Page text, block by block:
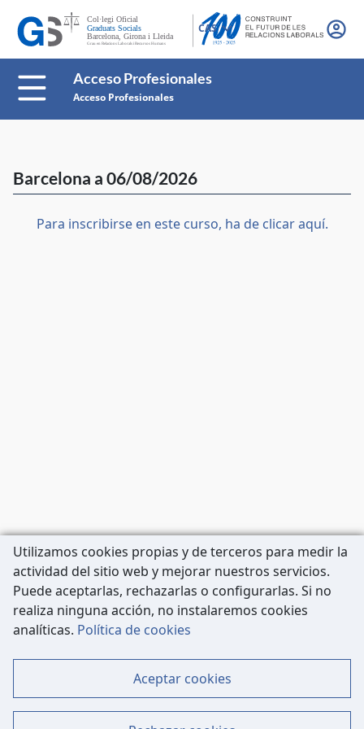
CAS
Acceso Profesionales
Acceso Profesionales
Barcelona a 06/08/2026
Para inscribirse en este curso, ha de clicar aquí.
Carrer de Còrsega, 227
Tel: 933 63 33 80
Mapa Web
Utilizamos cookies propias y de terceros para medir la
actividad del sitio web y mejorar nuestros servicios.
Puede aceptarlas, rechazarlas o configurarlas. Si no
realiza ninguna acción, no instalaremos cookies
analíticas. Política de cookies
Aceptar cookies